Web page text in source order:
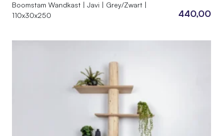
Boomstam Wandkast | Javi | Grey/Zwart |
110x30x250
440,00